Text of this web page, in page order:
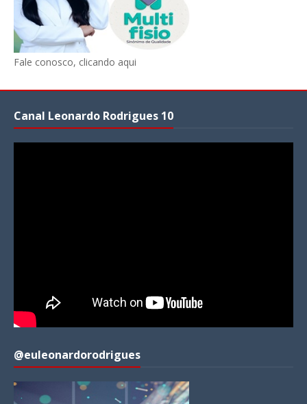
Fale conosco, clicando aqui
Canal Leonardo Rodrigues 10
@euleonardorodrigues